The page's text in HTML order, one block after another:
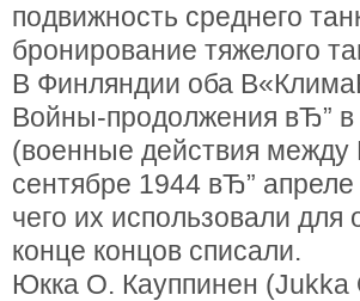
подвижность среднего
бронирование тяжелого
В Финляндии оба
Войны-продолжения вЂ”
(военные действия
сентябре 1944 вЂ”
чего их использовали для
конце концов списали.
Юкка О. Кауппинен (Jukka